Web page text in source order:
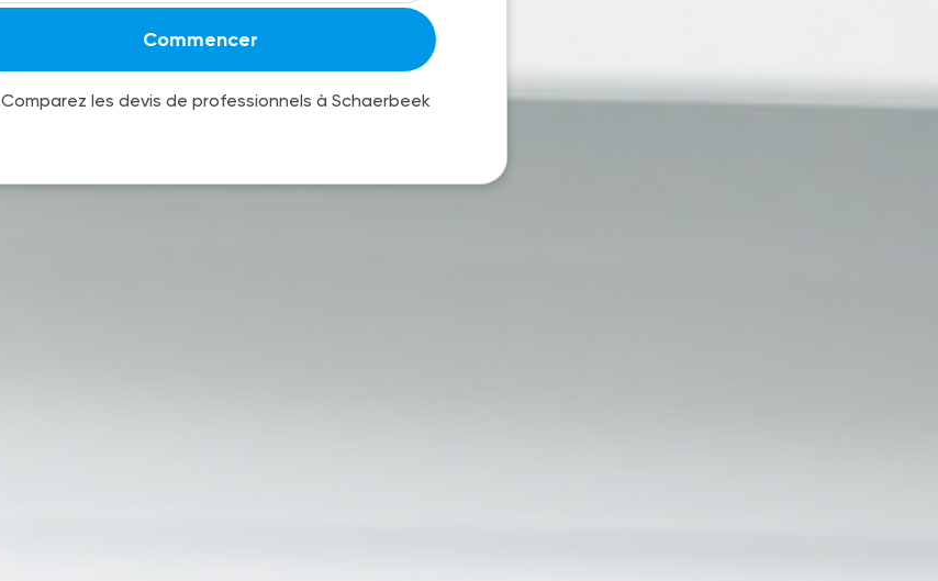
Commencer
Comparez les devis de professionnels à Schaerbeek